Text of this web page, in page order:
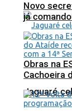
Jaguaré
Novo
já
Obras na
Cachoeira